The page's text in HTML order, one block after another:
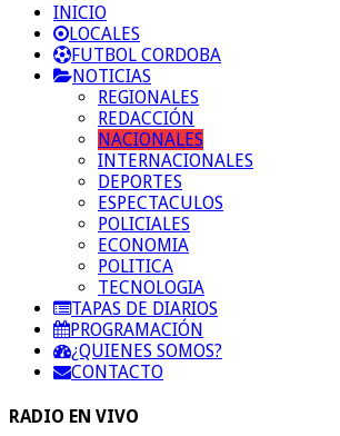
INICIO
LOCALES
FUTBOL CORDOBA
NOTICIAS
REGIONALES
REDACCIÓN
NACIONALES
INTERNACIONALES
DEPORTES
ESPECTACULOS
POLICIALES
ECONOMIA
POLITICA
TECNOLOGIA
TAPAS DE DIARIOS
PROGRAMACIÓN
¿QUIENES SOMOS?
CONTACTO
RADIO EN VIVO